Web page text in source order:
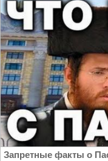
Запретные факты о